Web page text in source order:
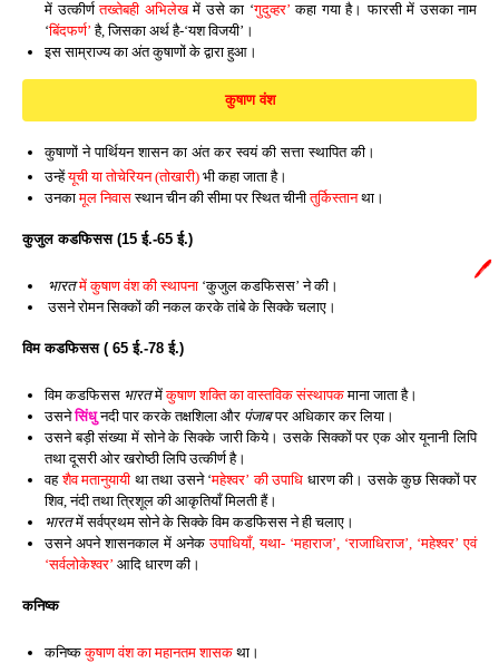
में उत्कीर्णतख्तेबही अभिलेखमें उसे का ‘गुदुव्हर’ कहा गया है। फारसी में उसका नाम
‘बिंदफर्ण’ है, जिसका अर्थ है-‘यश विजयी’।
इस साम्राज्य का अंत कुषाणों के द्वारा हुआ।
कुषाण वंश
कुषाणों ने पार्थियन शासन का अंत कर स्वयं की सत्ता स्थापित की।
उन्हेंयूची या तोचेरियन (तोखारी) भी कहा जाता है।
उनकामूल निवासस्थान चीन की सीमा पर स्थित चीनीतुर्किस्तानथा।
कुजुल कडफिसस (15 ई.-65 ई.)
भारतमें कुषाण वंश की स्थापना ‘कुजुल कडफिसस’ ने की।
उसने रोमन सिक्कों की नकल करके तांबे के सिक्के चलाए।
विम कडफिसस ( 65 ई.-78 ई.)
विम कडफिसस भारतमेंकुषाण शक्ति का वास्तविक संस्थापकमाना जाता है।
उसनेसिंधुनदी पार करके तक्षशिला और पंजाबपर अधिकार कर लिया।
उसने बड़ी संख्या में सोने के सिक्के जारी किये। उसके सिक्कों पर एक ओर यूनानी लिपि
तथा दूसरी ओर खरोष्ठी लिपि उत्कीर्ण है।
वहशैव मतानुयायी था तथा उसने ‘महेश्वर’ की उपाधि धारण की। उसके कुछ सिक्कों पर
शिव, नंदी तथा त्रिशूल की आकृतियाँ मिलती हैं।
भारतमें सर्वप्रथम सोने के सिक्के विम कडफिसस ने ही चलाए।
उसने अपने शासनकाल में अनेकउपाधियाँ, यथा- ‘महाराज’, ‘राजाधिराज’, ‘महेश्वर’ एवं
‘सर्वलोकेश्वर’ आदि धारण की।
कनिष्क
कनिष्ककुषाण वंश का महानतम शासक था।
🖊️